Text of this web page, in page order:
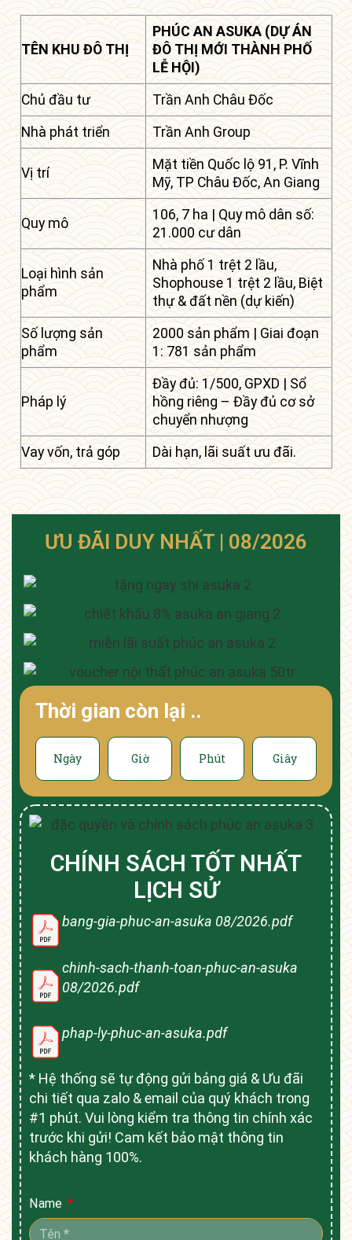
TÊN KHU ĐÔ THỊ
PHÚC AN ASUKA (DỰ ÁN
ĐÔ THỊ MỚI THÀNH PHỐ
LỄ HỘI)
Chủ đầu tư
Trần Anh Châu Đốc
Nhà phát triển
Trần Anh Group
Vị trí
Mặt tiền Quốc lộ 91, P. Vĩnh
Mỹ, TP Châu Đốc, An Giang
Quy mô
106, 7 ha | Quy mô dân số:
21.000 cư dân
Loại hình sản
phẩm
Nhà phố 1 trệt 2 lầu,
Shophouse 1 trệt 2 lầu, Biệt
thự & đất nền (dự kiến)
Số lượng sản
phẩm
2000 sản phẩm | Giai đoạn
1: 781 sản phẩm
Pháp lý
Đầy đủ: 1/500, GPXD | Sổ
hồng riêng – Đầy đủ cơ sở
chuyển nhượng
Vay vốn, trả góp
Dài hạn, lãi suất ưu đãi.
ƯU ĐÃI DUY NHẤT | 08/2026
Thời gian còn lại .....
Ngày Giờ Phút Giây
CHÍNH SÁCH TỐT NHẤT
LỊCH SỬ
bang-gia-phuc-an-asuka 08/2026.pdf
chinh-sach-thanh-toan-phuc-an-asuka
08/2026.pdf
phap-ly-phuc-an-asuka.pdf
* Hệ thống sẽ tự động gửi bảng giá & Ưu đãi
chi tiết qua zalo & email của quý khách trong
#1 phút. Vui lòng kiểm tra thông tin chính xác
trước khi gửi! Cam kết bảo mật thông tin
khách hàng 100%.
Name